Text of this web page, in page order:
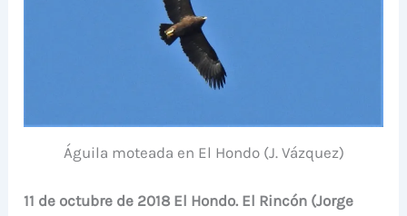
Águila moteada en El Hondo (J. Vázquez)
11 de octubre de 2018 El Hondo. El Rincón (Jorge